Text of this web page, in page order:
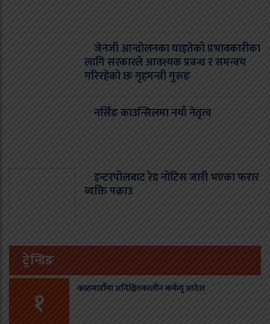
जेनजी आन्दोलनका घाइतेको प्रभावकारीका
लागि सरकारले आवश्यक प्रबन्ध र समन्वय
गरिरहेको छः गृहमन्त्री गुरुङ
नर्सिङ काउन्सिलमा नयाँ नेतृत्व
इन्टरपोलबाट रेड नोटिस जारी भएका फरार
व्यक्ति पक्राउ
ट्रेन्डिङ
१ काठमाडौँमा अनिश्चितकालीन कर्फयु आदेश